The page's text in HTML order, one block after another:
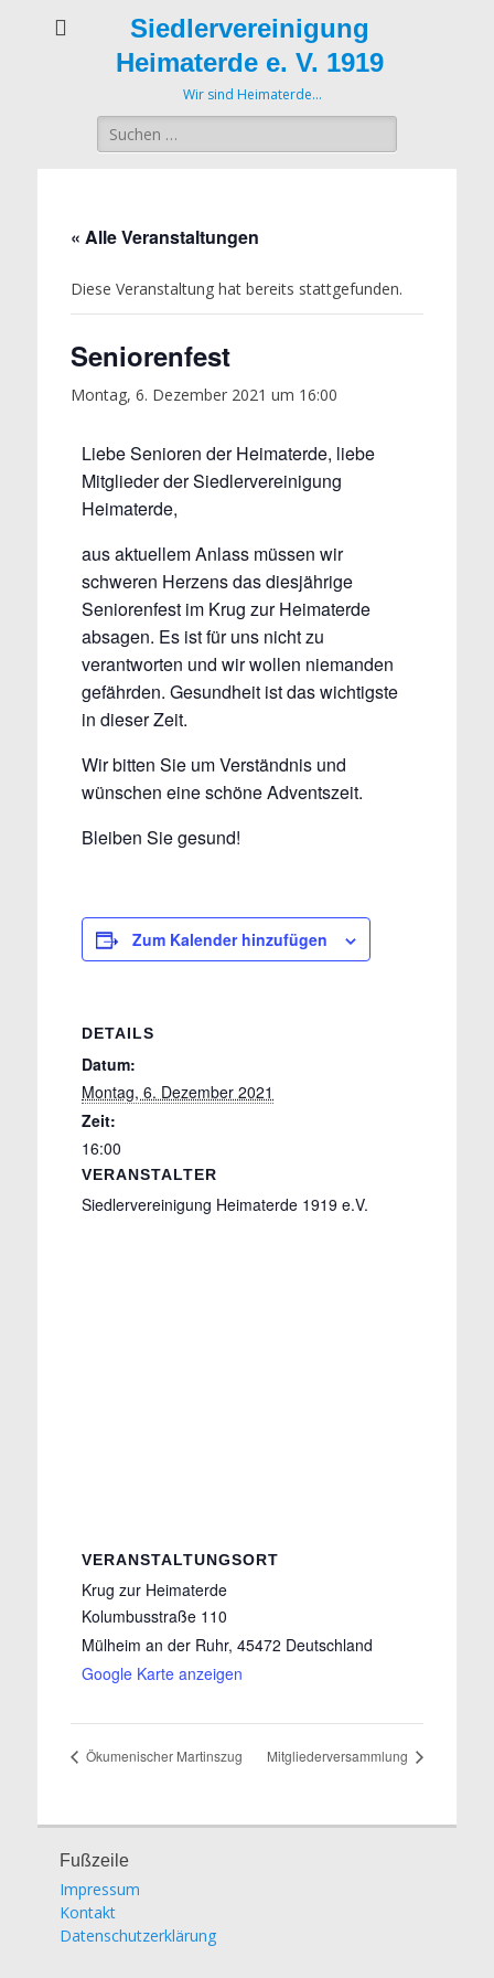
Siedlervereinigung
Heimaterde e. V. 1919
Wir sind Heimaterde…
Suche
nach:
« Alle Veranstaltungen
Diese Veranstaltung hat bereits stattgefunden.
Seniorenfest
Montag, 6. Dezember 2021 um 16:00
Liebe Senioren der Heimaterde, liebe
Mitglieder der Siedlervereinigung
Heimaterde,
aus aktuellem Anlass müssen wir
schweren Herzens das diesjährige
Seniorenfest im Krug zur Heimaterde
absagen. Es ist für uns nicht zu
verantworten und wir wollen niemanden
gefährden. Gesundheit ist das wichtigste
in dieser Zeit.
Wir bitten Sie um Verständnis und
wünschen eine schöne Adventszeit.
Bleiben Sie gesund!
Zum Kalender hinzufügen
DETAILS
Datum:
Montag, 6. Dezember 2021
Zeit:
16:00
VERANSTALTER
Siedlervereinigung Heimaterde 1919 e.V.
VERANSTALTUNGSORT
Krug zur Heimaterde
Kolumbusstraße 110
Mülheim an der Ruhr, 45472 Deutschland
Google Karte anzeigen
Ökumenischer Martinszug Mitgliederversammlung
Fußzeile
Impressum
Kontakt
Datenschutzerklärung